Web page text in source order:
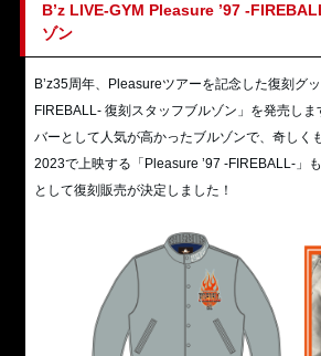
B’z LIVE-GYM Pleasure ’97 -
ゾン
B’z35周年、Pleasureツアーを記念した復刻グ
FIREBALL- 復刻スタッフブルゾン」を発売し
バーとして人気が高かったブルゾンで、奇しく
2023で上映する「Pleasure ’97 -FIREBALL-」
として復刻販売が決定しました！